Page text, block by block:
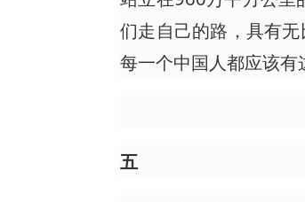
们走自己的路，具有
每一个中国人都应该有
五